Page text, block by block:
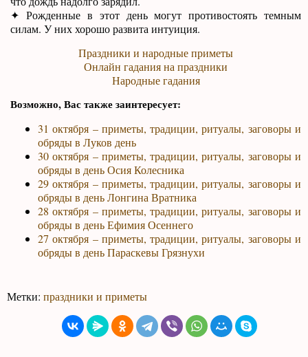
✦ Рожденные в этот день могут противостоять темным
силам. У них хорошо развита интуиция.
Праздники и народные приметы
Онлайн гадания на праздники
Народные гадания
Возможно, Вас также заинтересует:
31 октября – приметы, традиции, ритуалы, заговоры и
обряды в Луков день
30 октября – приметы, традиции, ритуалы, заговоры и
обряды в день Осия Колесника
29 октября – приметы, традиции, ритуалы, заговоры и
обряды в день Лонгина Вратника
28 октября – приметы, традиции, ритуалы, заговоры и
обряды в день Ефимия Осеннего
27 октября – приметы, традиции, ритуалы, заговоры и
обряды в день Параскевы Грязнухи
Метки:праздники и приметы